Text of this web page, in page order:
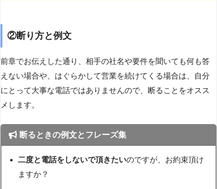
②断り方と例文
前章でお伝えした通り、相手の社名や要件を聞いても何も答
えない場合や、はぐらかして営業を続けてくる場合は、自分
にとって大事な電話ではありませんので、断ることをオスス
メします。
断るときの例文とフレーズ集
二度と電話をしないで頂きたいのですが、お約束頂け
ますか？